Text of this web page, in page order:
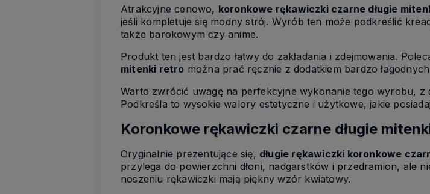
Atrakcyjne cenowo, koronkowe rękawiczki czarne długie
jeśli kompletuje się modny strój. Wyrób ten może podkreślić
także barokowym czy anime.
Produkt ten jest bardzo łatwy do zakładania i zdejmowania.
mitenki retro można prać ręcznie z dodatkiem bardzo
Warto zwrócić uwagę na perfekcyjne wykonanie tego wyrobu, z
Podkreśla to wysokie walory estetyczne i użytkowe, jakie
Koronkowe rękawiczki czarne długie
Oryginalnie prezentujące się, długie rękawiczki koronkowe
przylega do powierzchni dłoni, nadgarstków i przedramion, ale
noszeniu rękawiczki mają piękny wzór kwiatowy.